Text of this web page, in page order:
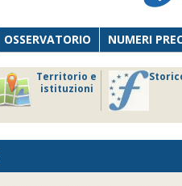
OSSERVATORIO NUMERI
Territorio e
istituzioni